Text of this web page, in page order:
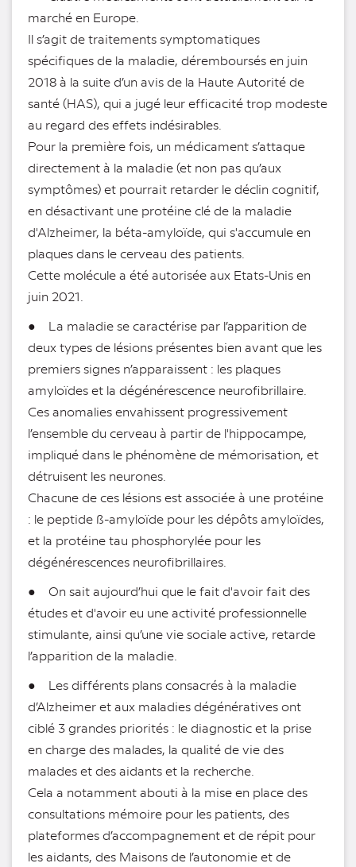
marché en Europe.
Il s’agit de traitements symptomatiques
spécifiques de la maladie, déremboursés en juin
2018 à la suite d’un avis de la Haute Autorité de
santé (HAS), qui a jugé leur efficacité trop modeste
au regard des effets indésirables.
Pour la première fois, un médicament s’attaque
directement à la maladie (et non pas qu’aux
symptômes) et pourrait retarder le déclin cognitif,
en désactivant une protéine clé de la maladie
d'Alzheimer, la béta-amyloïde, qui s'accumule en
plaques dans le cerveau des patients.
Cette molécule a été autorisée aux Etats-Unis en
juin 2021.
● La maladie se caractérise par l’apparition de
deux types de lésions présentes bien avant que les
premiers signes n’apparaissent : les plaques
amyloïdes et la dégénérescence neurofibrillaire.
Ces anomalies envahissent progressivement
l’ensemble du cerveau à partir de l'hippocampe,
impliqué dans le phénomène de mémorisation, et
détruisent les neurones.
Chacune de ces lésions est associée à une protéine
: le peptide ß-amyloïde pour les dépôts amyloïdes,
et la protéine tau phosphorylée pour les
dégénérescences neurofibrillaires.
● On sait aujourd’hui que le fait d'avoir fait des
études et d'avoir eu une activité professionnelle
stimulante, ainsi qu’une vie sociale active, retarde
l’apparition de la maladie.
● Les différents plans consacrés à la maladie
d’Alzheimer et aux maladies dégénératives ont
ciblé 3 grandes priorités : le diagnostic et la prise
en charge des malades, la qualité de vie des
malades et des aidants et la recherche.
Cela a notamment abouti à la mise en place des
consultations mémoire pour les patients, des
plateformes d’accompagnement et de répit pour
les aidants, des Maisons de l’autonomie et de